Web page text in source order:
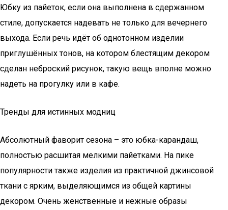
Юбку из пайеток, если она выполнена в сдержанном
стиле, допускается надевать не только для вечернего
выхода. Если речь идёт об однотонном изделии
приглушённых тонов, на котором блестящим декором
сделан неброский рисунок, такую вещь вполне можно
надеть на прогулку или в кафе.
Тренды для истинных модниц
Абсолютный фаворит сезона – это юбка-карандаш,
полностью расшитая мелкими пайетками. На пике
популярности также изделия из практичной джинсовой
ткани с ярким, выделяющимся из общей картины
декором. Очень женственные и нежные образы